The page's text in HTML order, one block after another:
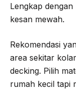
Lengkap
kesan mewah.
Rekomendasi
area sekitar
decking. Pilih
rumah kecil tapi